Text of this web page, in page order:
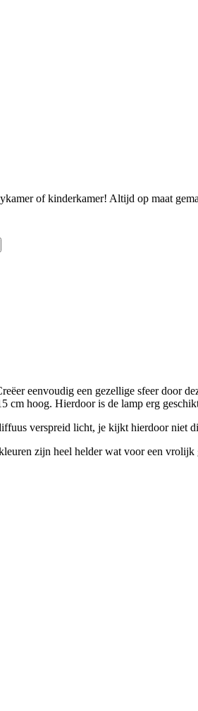
of kinderkamer! Altijd op maat
eenvoudig een gezellige sfeer door
cm hoog. Hierdoor is de lamp erg
verspreid licht, je kijkt hierdoor niet
zijn heel helder wat voor een